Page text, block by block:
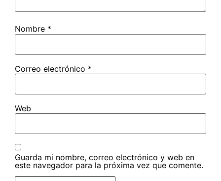
Nombre *
Correo electrónico *
Web
Guarda mi nombre, correo electrónico y web en
este navegador para la próxima vez que comente.